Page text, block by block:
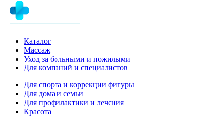
Каталог
Массаж
Уход за больными и пожилыми
Для компаний и специалистов
Для спорта и коррекции фигуры
Для дома и семьи
Для профилактики и лечения
Красота